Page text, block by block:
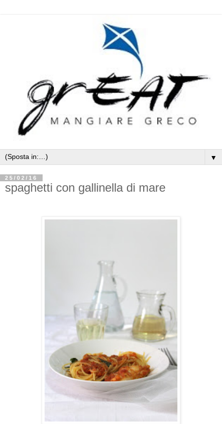
▼
25/02/16
spaghetti con gallinella di mare